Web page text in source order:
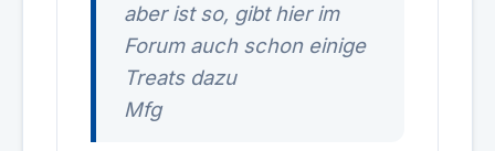
aber ist so, gibt hier im
Forum auch schon einige
Treats dazu
Mfg